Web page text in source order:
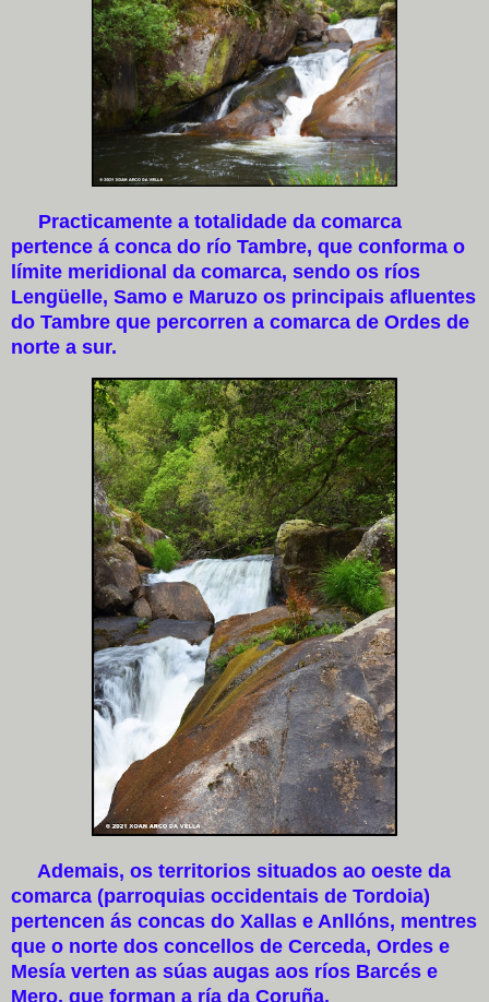
Practicamente a totalidade da comarca
pertence á conca do río Tambre, que conforma o
límite meridional da comarca, sendo os ríos
Lengüelle, Samo e Maruzo os principais afluentes
do Tambre que percorren a comarca de Ordes de
norte a sur.
Ademais, os territorios situados ao oeste da
comarca (parroquias occidentais de Tordoia)
pertencen ás concas do Xallas e Anllóns, mentres
que o norte dos concellos de Cerceda, Ordes e
Mesía verten as súas augas aos ríos Barcés e
Mero, que forman a ría da Coruña.